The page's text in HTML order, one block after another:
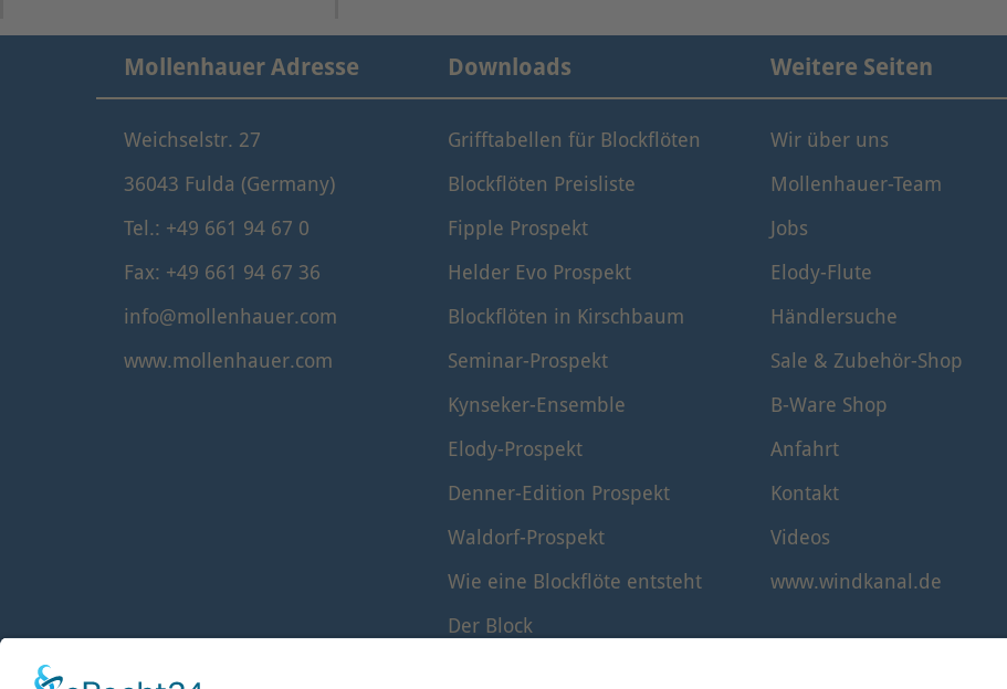
Mollenhauer Adresse
Weichselstr. 27
36043 Fulda (Germany)
Tel.: +49 661 94 67 0
Fax: +49 661 94 67 36
info@mollenhauer.com
www.mollenhauer.com
Downloads
Grifftabellen für Blockflöten
Blockflöten Preisliste
Fipple Prospekt
Helder Evo Prospekt
Blockflöten in Kirschbaum
Seminar-Prospekt
Kynseker-Ensemble
Elody-Prospekt
Denner-Edition Prospekt
Waldorf-Prospekt
Wie eine Blockflöte entsteht
Der Block
Weitere Seiten
Wir über uns
Mollenhauer-Team
Jobs
Elody-Flute
Händlersuche
Sale & Zubehör-Shop
B-Ware Shop
Anfahrt
Kontakt
Videos
www.windkanal.de